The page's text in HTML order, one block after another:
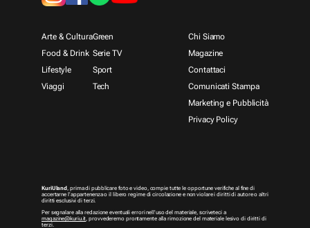
Arte & Cultura
Food & Drink
Lifestyle
Viaggi
Green
Serie TV
Sport
Tech
Chi Siamo
Magazine
Contattaci
Comunicati Stampa
Marketing e Pubblicità
Privacy Policy
KuriUland , prima di pubblicare foto e video, compie tutte le opportune verifiche al fine di
accertarne l’appartenenza o il libero regime di circolazione e non violare i diritti di autore o altri
diritti esclusivi di terzi.
Per segnalare alla redazione eventuali errori nell’uso del materiale, scriveteci a
magazine@kuriu.it , provvederemo prontamente alla rimozione del materiale lesivo di diritti di
terzi.